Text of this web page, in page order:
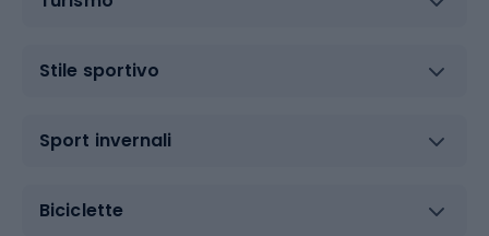
Stile sportivo
Sport invernali
Biciclette